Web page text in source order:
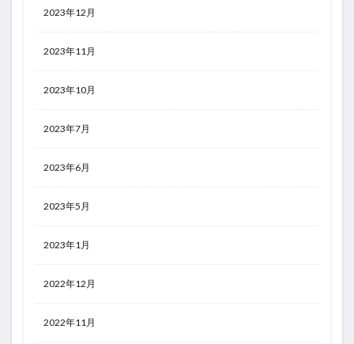
2023年12月
2023年11月
2023年10月
2023年7月
2023年6月
2023年5月
2023年1月
2022年12月
2022年11月